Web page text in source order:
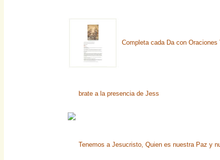
Completa cada Da con Oraciones
brate a la presencia de Jess
Tenemos a Jesucristo, Quien es nuestra Paz y